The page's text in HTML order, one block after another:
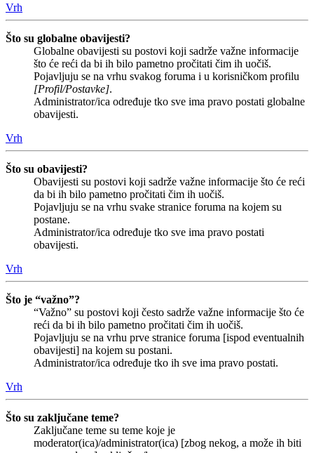
Vrh
Što su globalne obavijesti?
Globalne obavijesti su postovi koji sadrže važne informacije
što će reći da bi ih bilo pametno pročitati čim ih uočiš.
Pojavljuju se na vrhu svakog foruma i u korisničkom profilu
[Profil/Postavke].
Administrator/ica određuje tko sve ima pravo postati globalne
obavijesti.
Vrh
Što su obavijesti?
Obavijesti su postovi koji sadrže važne informacije što će reći
da bi ih bilo pametno pročitati čim ih uočiš.
Pojavljuju se na vrhu svake stranice foruma na kojem su
postane.
Administrator/ica određuje tko sve ima pravo postati
obavijesti.
Vrh
Što je “važno”?
“Važno” su postovi koji često sadrže važne informacije što će
reći da bi ih bilo pametno pročitati čim ih uočiš.
Pojavljuju se na vrhu prve stranice foruma [ispod eventualnih
obavijesti] na kojem su postani.
Administrator/ica određuje tko ih sve ima pravo postati.
Vrh
Što su zaključane teme?
Zaključane teme su teme koje je
moderator(ica)/administrator(ica) [zbog nekog, a može ih biti